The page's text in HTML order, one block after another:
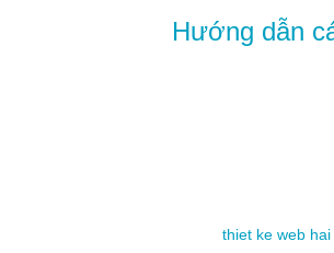
Hướng dẫn
thiet ke web hai